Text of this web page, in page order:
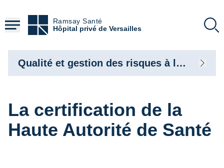
contenu
principal
Ramsay Santé
Hôpital privé de Versailles
La certification de la
Haute Autorité de Santé
Qualité et gestion des risques à l’hôpital privé de Versailles